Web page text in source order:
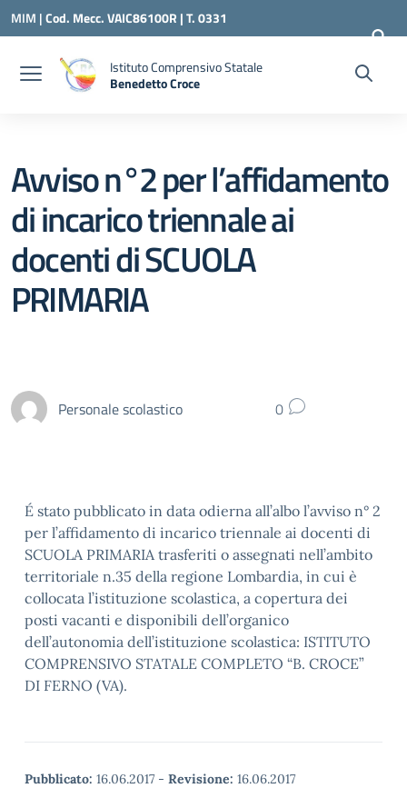
Vai ai contenuti
Vai al menu di navigazione
Vai al footer
MIM |Cod. Mecc. VAIC86100R | T. 0331
240260 | VAIC86100R@ISTRUZIONE.IT
Istituto Comprensivo Statale
Benedetto Croce
Avviso n°2 per l’affidamento
di incarico triennale ai
docenti di SCUOLA
PRIMARIA
Personale scolastico 0
É stato pubblicato in data odierna all’albo l’avviso n° 2
per l’affidamento di incarico triennale ai docenti di
SCUOLA PRIMARIA trasferiti o assegnati nell’ambito
territoriale n.35 della regione Lombardia, in cui è
collocata l’istituzione scolastica, a copertura dei
posti vacanti e disponibili dell’organico
dell’autonomia dell’istituzione scolastica: ISTITUTO
COMPRENSIVO STATALE COMPLETO “B. CROCE”
DI FERNO (VA).
Pubblicato: 16.06.2017 - Revisione: 16.06.2017